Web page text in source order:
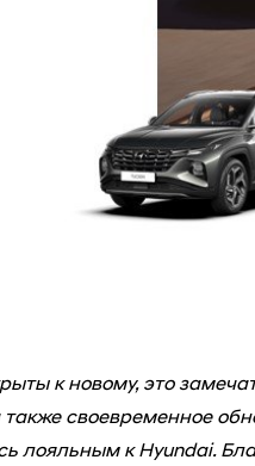
к новому, это
своевременное
лояльным к Hyundai.